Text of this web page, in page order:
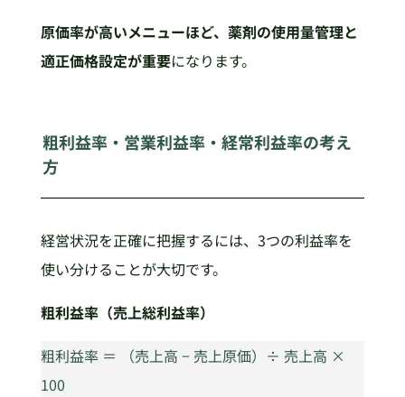
原価率が高いメニューほど、薬剤の使用量管理と
適正価格設定が重要になります。
粗利益率・営業利益率・経常利益率の考え
方
経営状況を正確に把握するには、3つの利益率を
使い分けることが大切です。
粗利益率（売上総利益率）
粗利益率 ＝ （売上高 − 売上原価）÷ 売上高 ×
100